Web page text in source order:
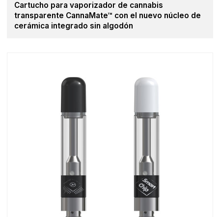
Cartucho para vaporizador de cannabis
transparente CannaMate™ con el nuevo núcleo de
cerámica integrado sin algodón